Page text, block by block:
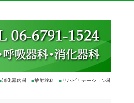
消化器内科 ■放射線科 ■リハビリテーション科